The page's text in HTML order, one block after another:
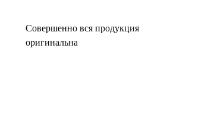
Совершенно вся продукция
оригинальна